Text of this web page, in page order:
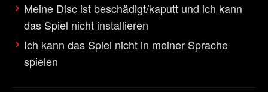
Meine Disc ist beschädigt/kaputt und ich kann
das Spiel nicht installieren
Ich kann das Spiel nicht in meiner Sprache
spielen